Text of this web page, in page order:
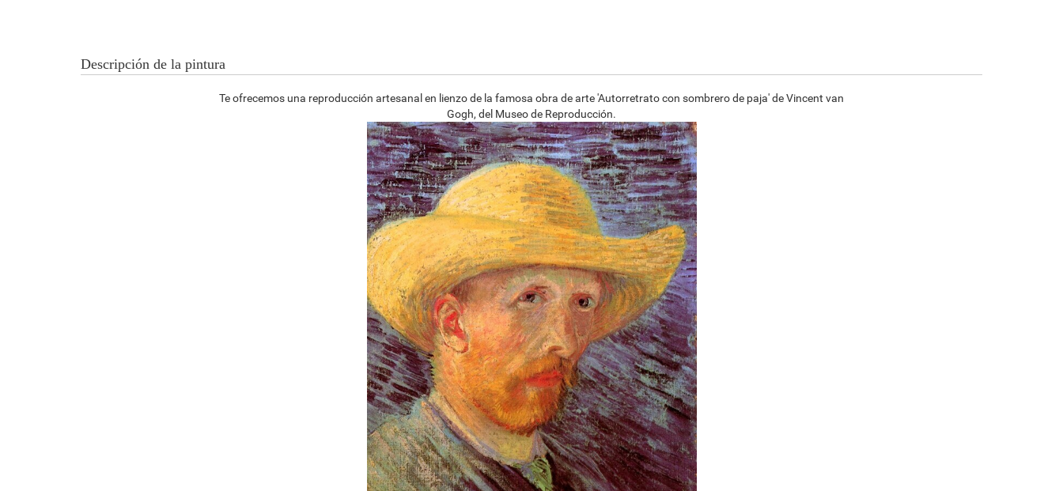
F2833-204
Descripción de la pintura
Te ofrecemos una reproducción artesanal en lienzo de la famosa obra de arte 'Autorretrato con sombrero de paja' de Vincent van
Gogh, del Museo de Reproducción.